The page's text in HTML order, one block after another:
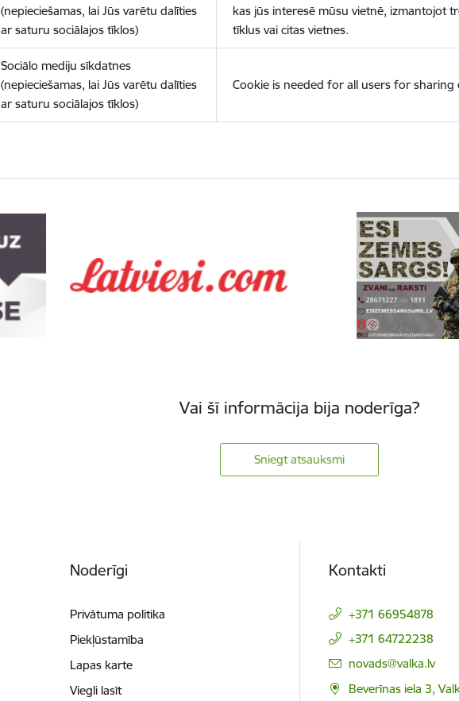
(nepieciešamas, lai Jūs varētu dalīties
ar saturu sociālajos tīklos)
kas jūs interesē mūsu vietnē, izmantojot
tīklus vai citas vietnes.
Sociālo mediju sīkdatnes
(nepieciešamas, lai Jūs varētu dalīties
ar saturu sociālajos tīklos)
Cookie is needed for all users for sharing
Vai šī informācija bija noderīga?
Sniegt atsauksmi
Noderīgi
Privātuma politika
Piekļūstamība
Lapas karte
Viegli lasīt
Kontakti
+371 66954878
+371 64722238
E-pasts:
novads@valka.lv
Beverīnas iela 3,